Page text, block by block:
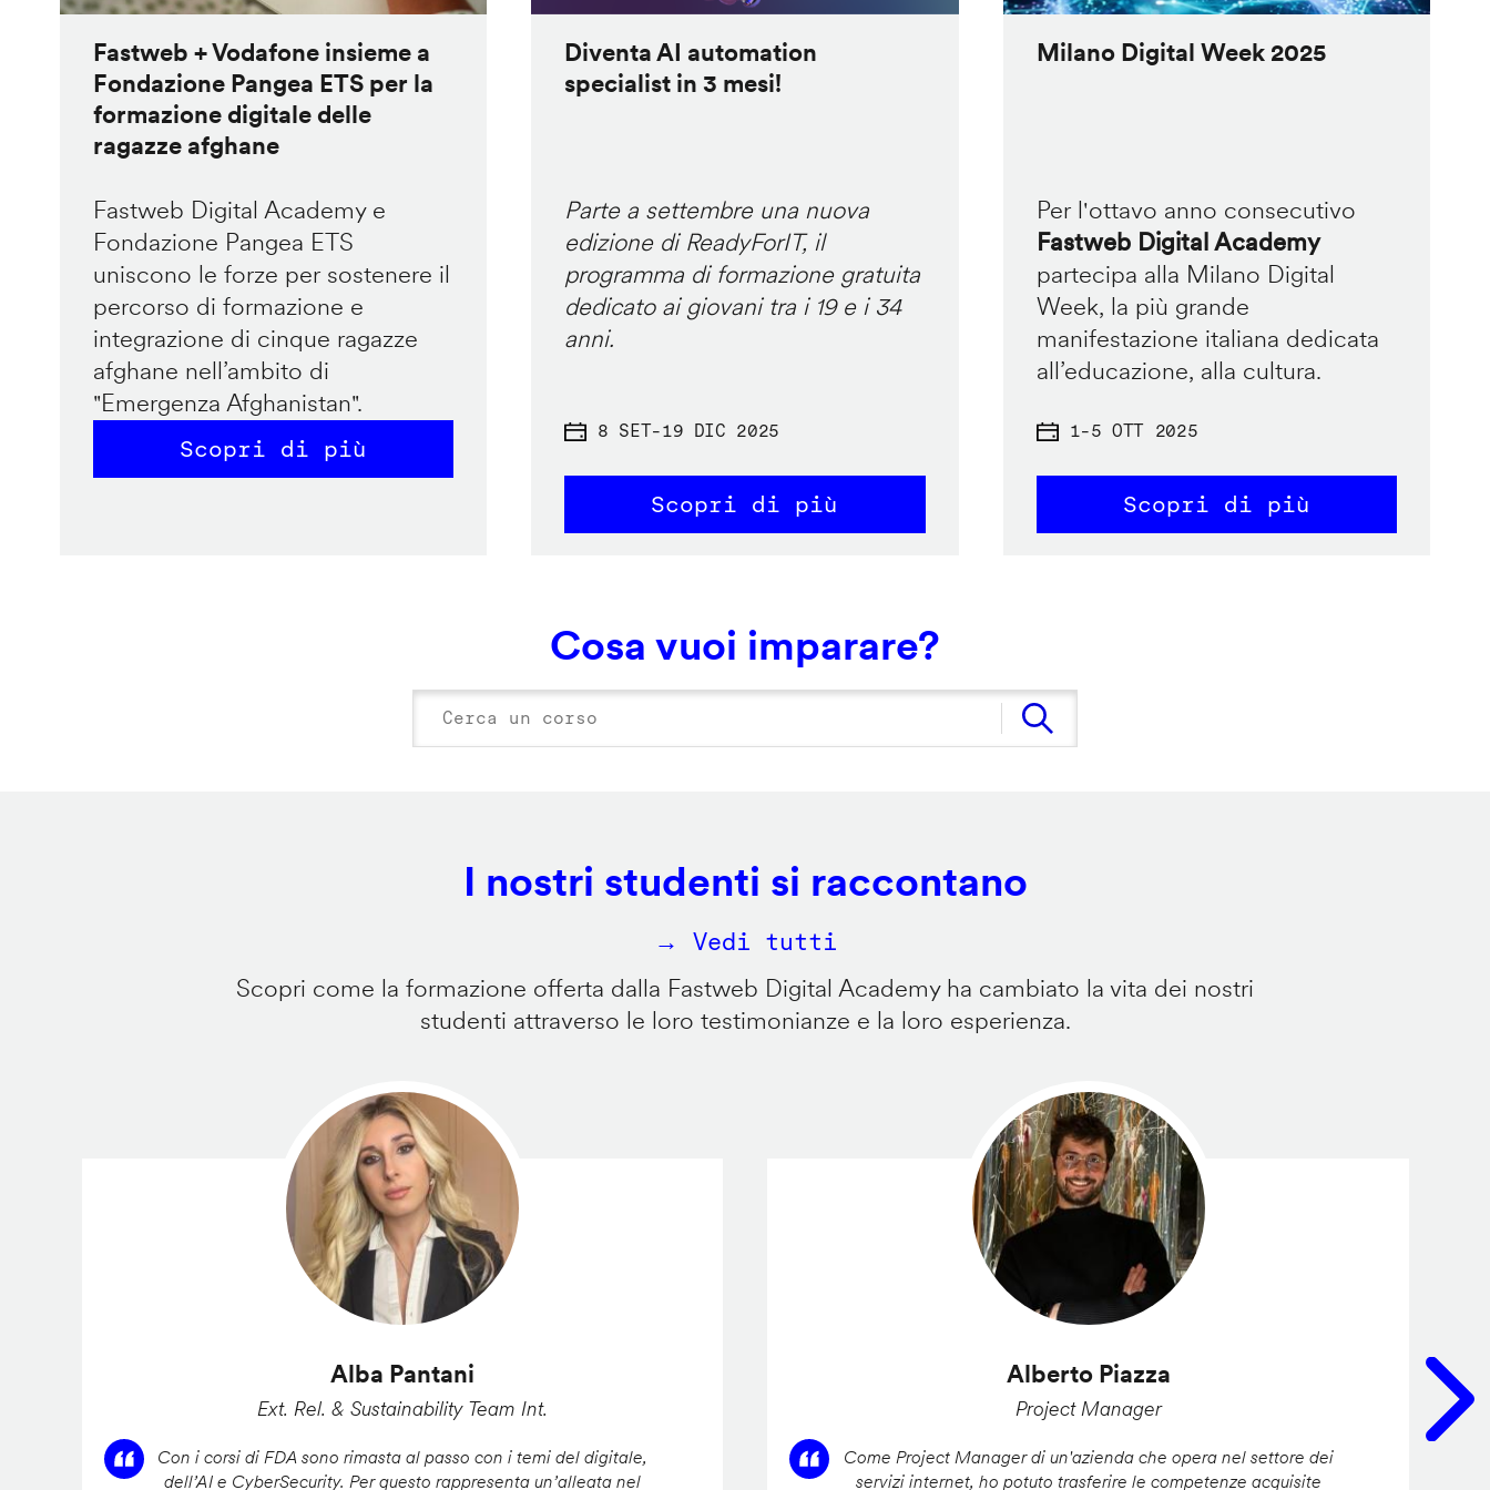
Fastweb + Vodafone insieme a
Fondazione Pangea ETS per la
formazione digitale delle
ragazze afghane
Fastweb Digital Academy e
Fondazione Pangea ETS
uniscono le forze per sostenere il
percorso di formazione e
integrazione di cinque ragazze
afghane nell’ambito di
"Emergenza Afghanistan".
Scopri di più
Diventa AI automation
specialist in 3 mesi!
Parte a settembre una nuova
edizione di ReadyForIT, il
programma di formazione gratuita
dedicato ai giovani tra i 19 e i 34
anni.
8 SET-19 DIC 2025
Scopri di più
Milano Digital Week 2025
Per l'ottavo anno consecutivo
Fastweb Digital Academy
partecipa alla Milano Digital
Week, la più grande
manifestazione italiana dedicata
all’educazione, alla cultura.
1-5 OTT 2025
Scopri di più
Cosa vuoi imparare?
I nostri studenti si raccontano
→ Vedi tutti
Scopri come la formazione offerta dalla Fastweb Digital Academy ha cambiato la vita dei nostri
studenti attraverso le loro testimonianze e la loro esperienza.
Alba Pantani
Ext. Rel. & Sustainability Team Int.
Con i corsi di FDA sono rimasta al passo con i temi del digitale,
dell’AI e CyberSecurity. Per questo rappresenta un’alleata nel
Alberto Piazza
Project Manager
Come Project Manager di un'azienda che opera nel settore dei
servizi internet, ho potuto trasferire le competenze acquisite